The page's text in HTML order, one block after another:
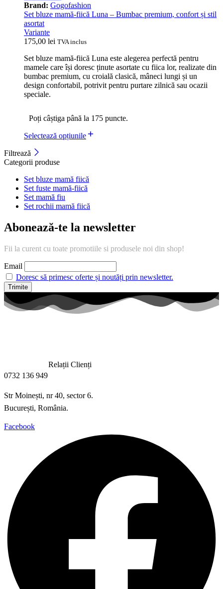
Brand: Gogofashion
Set bluze mamă-fiică Luna – Bumbac premium, confort și stil
asortat
Variante
175,00 lei TVA inclus
Set bluze mamă-fiică Luna este alegerea perfectă pentru
mamele care își doresc ținute asortate cu fiica lor, realizate din
bumbac premium, cu croială clasică, mâneci lungi și un
design confortabil, potrivit pentru purtare zilnică sau ocazii
speciale.
Poți câștiga până la 175 puncte.
Selectează opțiunile
Filtrează
Categorii produse
Set bluze mamă fiică
Set fuste mamă-fiică
Set mamă fiu
Set rochii mamă fiică
Abonează-te la newsletter
Fii la curent cu toate promotiile si produsele noi din shop!
Email
Doresc să primesc oferte și noutăți prin newsletter.
Relații Clienți
0732 136 949
Str Moinești, nr 40, sector 6.
București, România.
Facebook